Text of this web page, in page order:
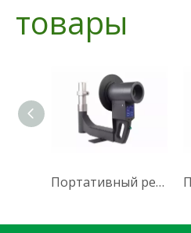
товары
Портативный рентгеновский рентгеноскопический прибор BJI-2X